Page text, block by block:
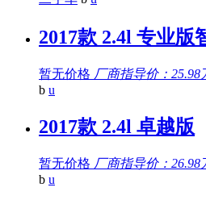
2017款 2.4l 专业版
暂无价格 厂商指导价：25.98
b u
2017款 2.4l 卓越版
暂无价格 厂商指导价：26.98
b u